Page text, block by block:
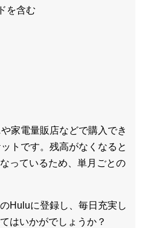
を含む
家電量販店などで購入でき
トです。残高がなくなると
っているため、単月ごとの
Huluに登録し、毎日充実し
はいかがでしょうか？